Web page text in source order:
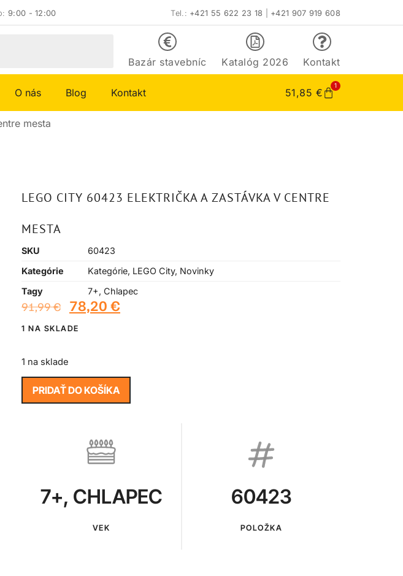
9:00 - 12:00 Tel.: +421 55 622 23 18 +421 907 919 608
Bazár stavebníc Katalóg 2026 Kontakt
O nás Blog Kontakt 51,85 €
1
mesta
LEGO CITY 60423 ELEKTRIČKA A ZASTÁVKA V CENTRE
MESTA
SKU
60423
Kategórie
Kategórie, LEGO City, Novinky
Tagy
7+, Chlapec
91,99€ 78,20 €
1 NA SKLADE
1 na sklade
PRIDAŤ DO KOŠÍKA
7+, CHLAPEC
VEK
60423
POLOŽKA